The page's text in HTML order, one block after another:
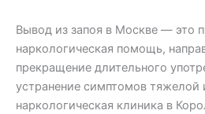
Вывод из запоя в Москве — это
наркологическая помощь,
прекращение длительного
устранение симптомов тяжелой
наркологическая клиника в